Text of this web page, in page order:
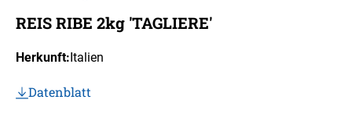
REIS RIBE 2kg 'TAGLIERE'
Herkunft:Italien
Datenblatt